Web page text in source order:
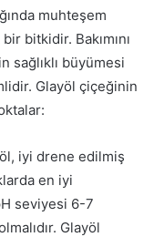
muhteşem
bitkidir. Bakımını
sağlıklı büyümesi
Glayöl çiçeğinin
iyi drene edilmiş
en iyi
seviyesi 6-7
Glayöl